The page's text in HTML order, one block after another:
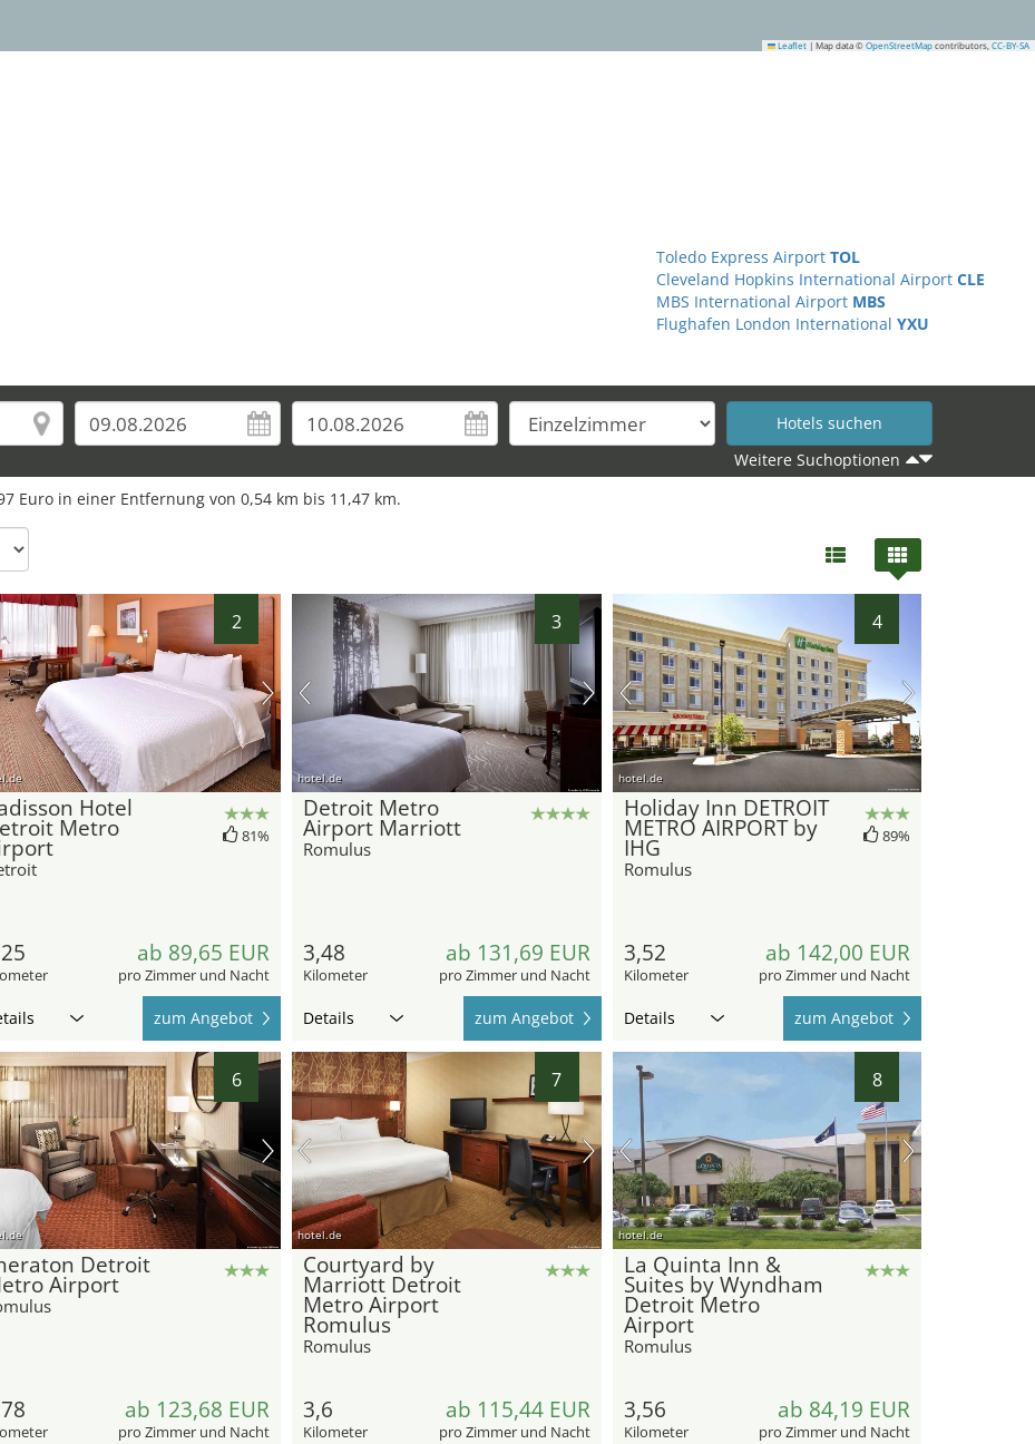
Leaflet | Map data © OpenStreetMap contributors, CC-BY-SA
Toledo Express Airport TOL
Cleveland Hopkins International Airport CLE
MBS International Airport MBS
Flughafen London International YXU
Weitere Suchoptionen
Euro in einer Entfernung von 0,54 km bis 11,47 km.
2
Hotel
Metro 81%
ab 89,65 EUR
pro Zimmer und Nacht
zum Angebot
3
hotel.de
Detroit Metro
Airport Marriott
Romulus
3,48
Kilometer
ab 131,69 EUR
pro Zimmer und Nacht
Details zum Angebot
4
hotel.de
Holiday Inn DETROIT
METRO AIRPORT by
IHG
Romulus
89%
3,52
Kilometer
ab 142,00 EUR
pro Zimmer und Nacht
Details zum Angebot
6
Detroit
Airport
ab 123,68 EUR
pro Zimmer und Nacht
7
hotel.de
Courtyard by
Marriott Detroit
Metro Airport
Romulus
Romulus
3,6
Kilometer
ab 115,44 EUR
pro Zimmer und Nacht
8
hotel.de
La Quinta Inn &
Suites by Wyndham
Detroit Metro
Airport
Romulus
3,56
Kilometer
ab 84,19 EUR
pro Zimmer und Nacht